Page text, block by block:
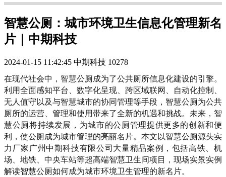
智慧公厕：城市环境卫生信息化管理新名
片｜中期科技
2024-01-15 11:42:45 中期科技 10278
在现代社会中，智慧公厕成为了公共厕所信息化建设的引擎。
利用全面感知平台、数字化呈现、跨区域联网、自动化控制、
无人值守以及与智慧城市的协同管理等手段，智慧公厕为公共
厕所的运营、管理和使用带来了全新的机遇和挑战。未来，智
慧公厕将持续发展，为城市的公厕管理提供更多的创新和便
利，使公厕成为城市管理的亮丽名片。本文以智慧公厕源头实
力厂家广州中期科技有限公司大量精品案例，包括高铁、机
场、地铁、中央车站等超高端智慧卫生间项目，现场实景实例
解读智慧公厕如何成为城市环境卫生管理的新名片。